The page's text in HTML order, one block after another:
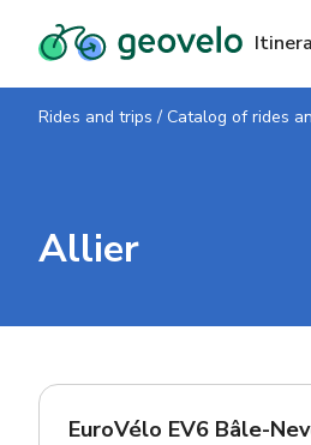
Rides and trips / Catalog of rides
Allier
EuroVélo EV6 Bâle-